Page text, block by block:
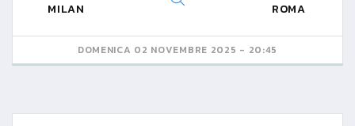
MILAN ROMA
DOMENICA 02 NOVEMBRE 2025 - 20:45